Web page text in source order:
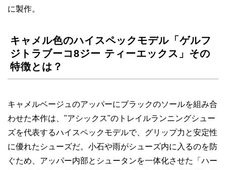
に製作。
キャメル色のハイスペックモデル「ゲルフ
ジトラブーコ8ジー ティーエックス」その
特徴とは？
キャメルベージュのアッパーにブラックのソールを組み合
わせた本作は、"アシックス"のトレイルランニングシュー
ズを代表するハイスペックモデルで、グリップ力と安定性
に優れたシューズだ。小石や雨がシューズ内に入るのを防
ぐため、アッパー内部とシュータンを一体化させた「ハー